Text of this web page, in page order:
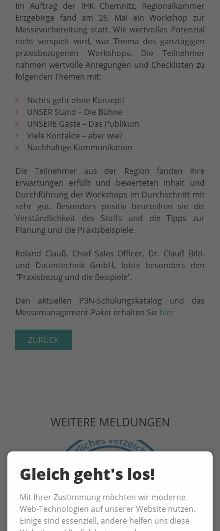
Im Auftrag der IHK Chemnitz, Regionalkammer
Erzgebirge fand am 26. Mai ein Workshop zur
Messevorbereitung statt. Wie wertvolles Potenzial
nicht verspielt wird, war Thema des ganztägigen
praxisbezogenen Workshops. Die Teilnehmer
nahmen wertvolle Anregungen und Checklisten zu
folgenden Themen mit:
Nichts geht ohne Konzept!
UNSER Stand – Die Bühne
UNSERE Gäste – Das Publikum
Viele Kontakte – aber wie?
Nachhaltige Kommunikation
Die Teilnehmer aus der Region fanden ihre
Erwartungen erfüllt und bewerteten Inhalt und
Durchführung der Workshops im Durchschnitt mit
sehr gut. Besonders positiv beurteilten sie die
Verständlichkeit des Stoffs und die Tipps zur
Planung und die Praxisbeispiele.
Roland Clauß, Chief Sales Officer, Dr. Clauß Bild-
und Datentechnik GmbH, lobte besonders den
"Praxisbezug und die Beispiele".
Den aktuellen P3N-Schulungskatalog und das
Messemanagement-Paket erhalten Sie hier
ZURÜCK
WEITERE MELDUNGEN
Gleich geht's los!
Mit Ihrer Zustimmung möchten wir moderne
Web-Technologien auf unserer Website nutzen.
Einige sind essenziell, andere helfen uns diese